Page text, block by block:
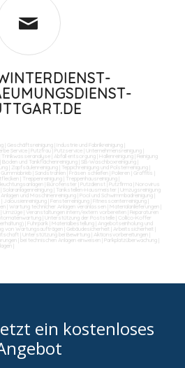
| Geschäftsreinigung| Industrie und Fabrikreinigung|
Service| Putzfrau| Putzservice| Unternehmensreinigung|
Trinkwasseranalyse| Abfall entsorgung| Hallenreinigung| Reinigung
Boden und Tankflächenreinigung| SB-Waschboxreinigung|
| Zapfsäulenreinigung| Teppichreinigung und Polsterreinigung|
Gummiabrieb| Sandstrahlen Fräsen schleifen Polieren Graffitis
Treppenreinigung| Treppenhausreinigung|
Bürofenster Putzdienst |Putzfirma| Norovirus
Solaranlagenreinigung| Tankstellen-Hausmeister
Umzugsreinigung
und Maschinenreinigung| Pool und Schwimmbadreinigung|
Jalousienreinigung| Fensterreinigung| Fitnesscenterreinigung|
Wartung technicher Anlagen veranlassen Materialanlieferungen
Umzüge| Veranstaltungen intern/extern vorbereiten
Reparaturen
| Unterstützung der Poststelle|
Collico-Koffer
| Fuhrpark Materialbestellung| Angebotseinholung und
von Wartungsaufträgen Gebäudesicherheit Arbeitssicherheit
Unterstützung bei Bewirtung| Aktionsvorbereitungen
bei technischen Anlagen einweisen Parkplatzüberwachung|
ein kostenloses